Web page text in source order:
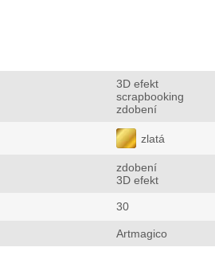
3D efekt
scrapbooking
zdobení
zlatá
zdobení
3D efekt
30
Artmagico